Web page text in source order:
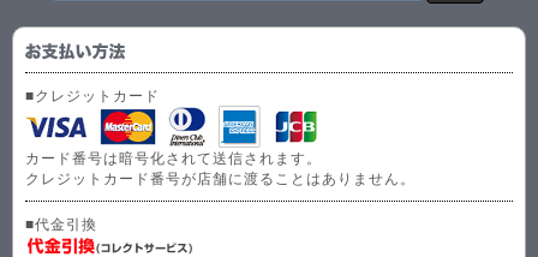
■クレジットカード
カード番号は暗号化されて送信されます。
クレジットカード番号が店舗に渡ることはありません。
■代金引換